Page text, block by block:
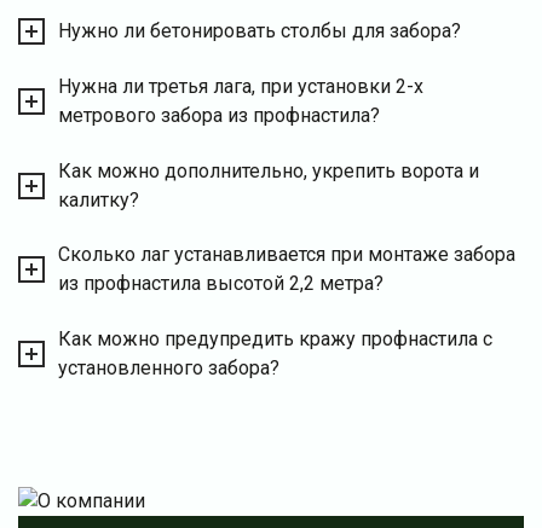
Нужно ли бетонировать столбы для забора?
Нужна ли третья лага, при установки 2-х
метрового забора из профнастила?
Как можно дополнительно, укрепить ворота и
калитку?
Сколько лаг устанавливается при монтаже забора
из профнастила высотой 2,2 метра?
Как можно предупредить кражу профнастила с
установленного забора?